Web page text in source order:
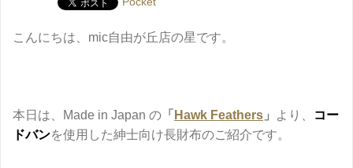
こんにちは、mic自由が丘店の星です。
本日は、Made in Japan の 「 Hawk Feathers 」 より、
コー
ドバンを使用した紳士向け長財布のご紹介です。